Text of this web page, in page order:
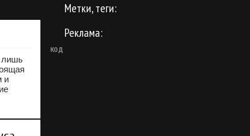
Метки, теги:
Реклама:
код
лишь
и